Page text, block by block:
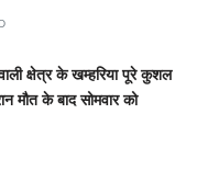
क्षेत्र के खम्हरिया पूरे कुशल
मौत के बाद सोमवार को